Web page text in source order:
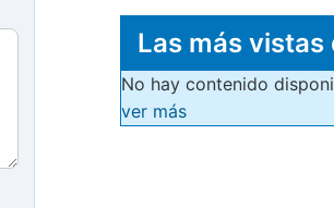
Las más vistas
No hay contenido
ver más